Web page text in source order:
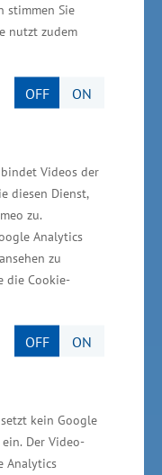
stimmen Sie
nutzt zudem
OFF ON
Videos der
diesen Dienst,
zu.
Analytics
zu
die Cookie-
OFF ON
kein Google
Der Video-
Analytics
Vorpommern
des
Vorpommern
GmbH
&
Kammern des